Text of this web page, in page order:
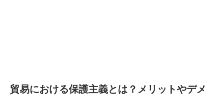
貿易における保護主義とは？メリットやデメ